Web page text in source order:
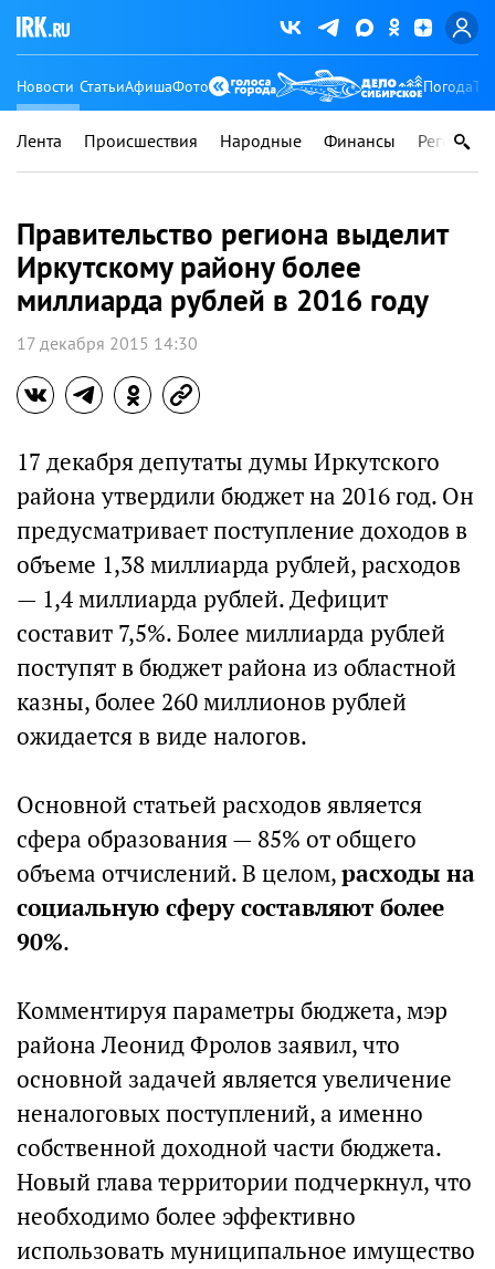
Новости СтатьиАфишаФото Погода
Лента Происшествия Народные Финансы Регионы
Правительство региона выделит
Иркутскому району более
миллиарда рублей в 2016 году
17 декабря 2015 14:30
17 декабря депутаты думы Иркутского
района утвердили бюджет на 2016 год. Он
предусматривает поступление доходов в
объеме 1,38 миллиарда рублей, расходов
— 1,4 миллиарда рублей. Дефицит
составит 7,5%. Более миллиарда рублей
поступят в бюджет района из областной
казны, более 260 миллионов рублей
ожидается в виде налогов.
Основной статьей расходов является
сфера образования — 85% от общего
объема отчислений. В целом,расходы на
социальную сферу составляют более
90%.
Комментируя параметры бюджета, мэр
района Леонид Фролов заявил, что
основной задачей является увеличение
неналоговых поступлений, а именно
собственной доходной части бюджета.
Новый глава территории подчеркнул, что
необходимо более эффективно
использовать муниципальное имущество